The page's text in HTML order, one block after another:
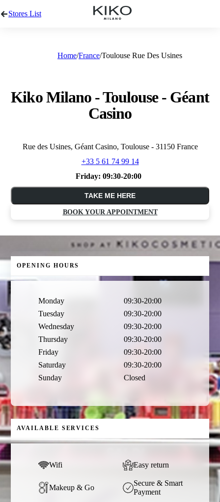
Stores List
Home France Toulouse Rue Des Usines
Kiko Milano - Toulouse - Géant
Casino
Rue des Usines, Géant Casino, Toulouse - 31150 France
+33 5 61 74 99 14
Friday:09:30-20:00
TAKE ME HERE
BOOK YOUR APPOINTMENT
OPENING HOURS
Monday
09:30-20:00
Tuesday
09:30-20:00
Wednesday
09:30-20:00
Thursday
09:30-20:00
Friday
09:30-20:00
Saturday
09:30-20:00
Sunday
Closed
AVAILABLE SERVICES
Wifi Easy return
Makeup & Go
Secure & Smart
Payment